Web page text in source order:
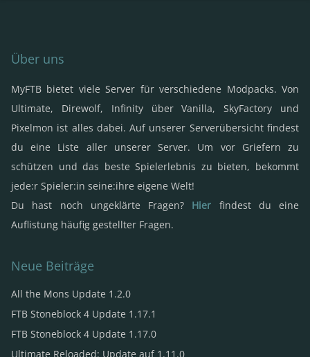
Über uns
MyFTB bietet viele Server für verschiedene Modpacks. Von
Ultimate, Direwolf, Infinity über Vanilla, SkyFactory und
Pixelmon ist alles dabei. Auf unserer Serverübersicht findest
du eine Liste aller unserer Server. Um vor Griefern zu
schützen und das beste Spielerlebnis zu bieten, bekommt
jede:r Spieler:in seine:ihre eigene Welt!
Du hast noch ungeklärte Fragen? Hier findest du eine
Auflistung häufig gestellter Fragen.
Neue Beiträge
All the Mons Update 1.2.0
FTB Stoneblock 4 Update 1.17.1
FTB Stoneblock 4 Update 1.17.0
Ultimate Reloaded: Update auf 1.11.0